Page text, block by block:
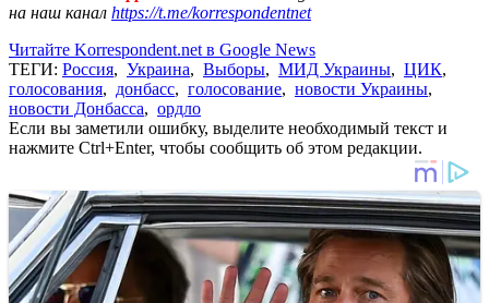
на наш канал https://t.me/korrespondentnet
Читайте Korrespondent.net в Google News
ТЕГИ: Россия, Украина, Выборы, МИД Украины, ЦИК,
голосования, донбасс, голосование, новости Украины,
новости Донбасса, ордло
Если вы заметили ошибку, выделите необходимый текст и
нажмите Ctrl+Enter, чтобы сообщить об этом редакции.